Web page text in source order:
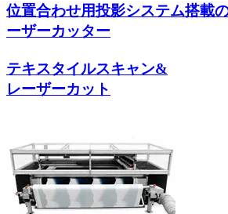
位置合わせ用投影システム搭載
ーザーカッター
テキスタイルスキャン&
レーザーカット